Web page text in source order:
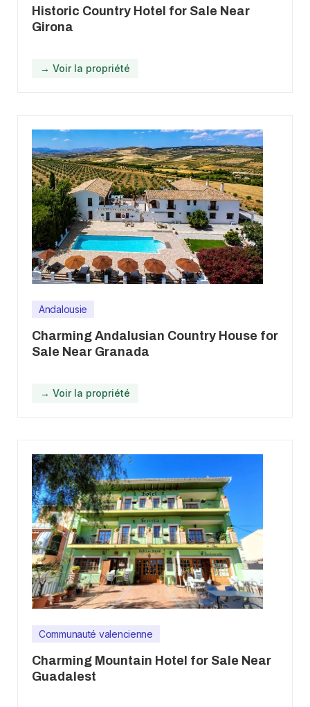
Historic Country Hotel for Sale Near
Girona
→ Voir la propriété
Andalousie
Charming Andalusian Country House for
Sale Near Granada
→ Voir la propriété
Communauté valencienne
Charming Mountain Hotel for Sale Near
Guadalest